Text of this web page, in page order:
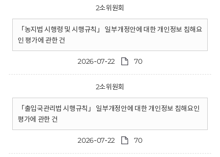
2소위원회
「농지법 시행령 및 시행규칙」 일부개정안에 대한 개인정보 침해요
인 평가에 관한 건
2026-07-22 70
2소위원회
「출입국관리법 시행규칙」 일부개정안에 대한 개인정보 침해요인
평가에 관한 건
2026-07-22 70